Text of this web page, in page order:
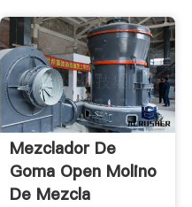
Mezclador De
Goma Open Molino
De Mezcla